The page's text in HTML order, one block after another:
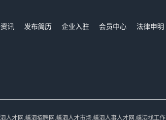
讯 发布简历 企业入驻 会员中心
法律申明
人才网,嵊泗招聘网,嵊泗人才市场,嵊泗人事人才网,嵊泗找工作